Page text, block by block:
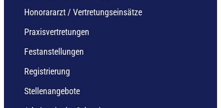
Honorararzt / Vertretungseinsätze
Praxisvertretungen
Festanstellungen
Registrierung
Stellenangebote